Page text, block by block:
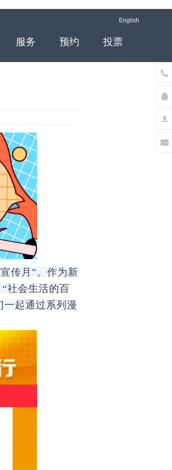
English
服务 预约 投票
传月”。作为新
社会生活的百
起通过系列漫